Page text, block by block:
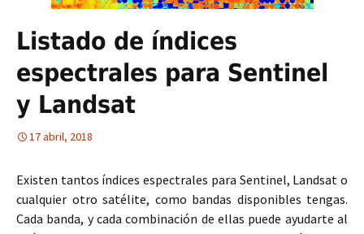
Listado de índices
espectrales para Sentinel
y Landsat
17 abril, 2018
Existen tantos índices espectrales para Sentinel, Landsat o
cualquier otro satélite, como bandas disponibles tengas.
Cada banda, y cada combinación de ellas puede ayudarte al